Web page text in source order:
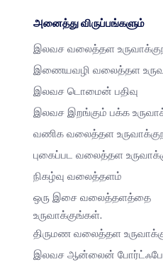
அனைத்து விருப்பங்களும்
இலவச வலைத்தள
இணையவழி வலைத்தள
இலவச டொமைன் பதிவு
இலவச இறங்கும் பக்க
வணிக வலைத்தள
புகைப்பட வலைத்தள
நிகழ்வு வலைத்தளம்
ஒரு இசை வலைத்தளத்தை
உருவாக்குங்கள்.
திருமண வலைத்தள
இலவச ஆன்லைன்